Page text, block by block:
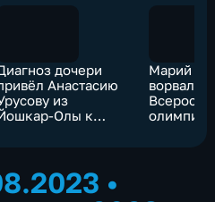
дочери
Анастасию
из
Олы к
Марий Эл
•